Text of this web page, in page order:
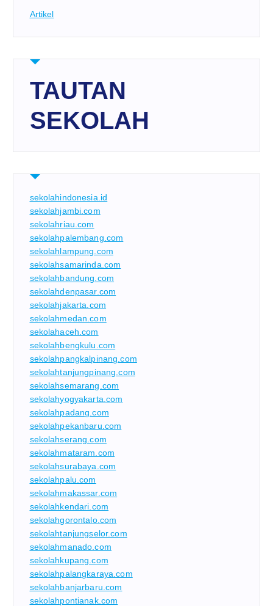
Artikel
TAUTAN
SEKOLAH
sekolahindonesia.id
sekolahjambi.com
sekolahriau.com
sekolahpalembang.com
sekolahlampung.com
sekolahsamarinda.com
sekolahbandung.com
sekolahdenpasar.com
sekolahjakarta.com
sekolahmedan.com
sekolahaceh.com
sekolahbengkulu.com
sekolahpangkalpinang.com
sekolahtanjungpinang.com
sekolahsemarang.com
sekolahyogyakarta.com
sekolahpadang.com
sekolahpekanbaru.com
sekolahserang.com
sekolahmataram.com
sekolahsurabaya.com
sekolahpalu.com
sekolahmakassar.com
sekolahkendari.com
sekolahgorontalo.com
sekolahtanjungselor.com
sekolahmanado.com
sekolahkupang.com
sekolahpalangkaraya.com
sekolahbanjarbaru.com
sekolahpontianak.com